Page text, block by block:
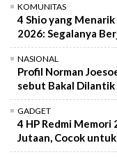
KOMUNITAS
4 Shio yang
2026: Segalanya
NASIONAL
Profil Norman
sebut Bakal Dilantik
GADGET
4 HP Redmi Memori
Jutaan, Cocok